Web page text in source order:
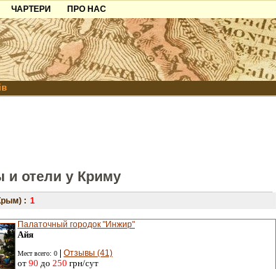
ЧАРТЕРИ
ПРО НАС
Контакти
Партнерам
Додати готель
и отели у Криму
: 1
Палаточный городок "Инжир"
Айя
Мест всего: 0 Отзывы (41)
от 90 до 250 грн/сут